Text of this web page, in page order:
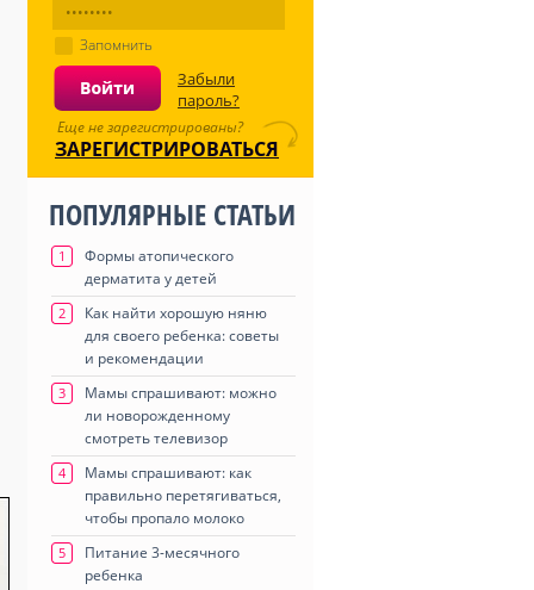
Запомнить
Забыли
пароль?
Еще не зарегистрированы?
ЗАРЕГИСТРИРОВАТЬСЯ
ПОПУЛЯРНЫЕ СТАТЬИ
1
Формы атопического
дерматита у детей
2
Как найти хорошую няню
для своего ребенка: советы
и рекомендации
3
Мамы спрашивают: можно
ли новорожденному
смотреть телевизор
4
Мамы спрашивают: как
правильно перетягиваться,
чтобы пропало молоко
5
Питание 3-месячного
ребенка